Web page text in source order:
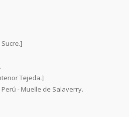
Tejeda.]
- Muelle de Salaverry.